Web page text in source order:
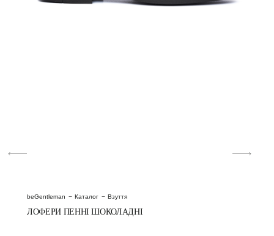
beGentleman Каталог Взуття
ЛОФЕРИ ПЕННІ ШОКОЛАДНІ